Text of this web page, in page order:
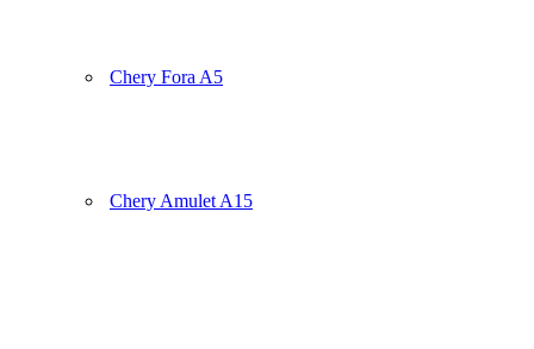
Chery Fora A5
Chery Amulet A15